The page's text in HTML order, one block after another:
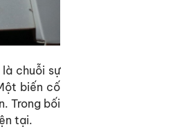
chuỗi sự
biến cố
Trong bối
tại.